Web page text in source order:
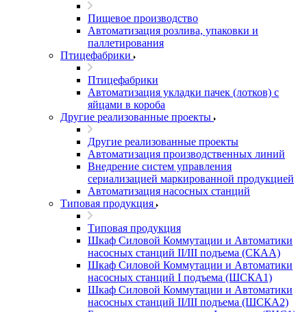
Пищевое производство
Автоматизация розлива, упаковки и
паллетирования
Птицефабрики
Птицефабрики
Автоматизация укладки пачек (лотков) с
яйцами в короба
Другие реализованные проекты
Другие реализованные проекты
Автоматизация производственных линий
Внедрение систем управления
сериализацией маркированной продукцией
Автоматизация насосных станций
Типовая продукция
Типовая продукция
Шкаф Силовой Коммутации и Автоматики
насосных станций II/III подъема (СКАА)
Шкаф Силовой Коммутации и Автоматики
насосных станций I подъема (ШСКА1)
Шкаф Силовой Коммутации и Автоматики
насосных станций II/III подъема (ШСКА2)